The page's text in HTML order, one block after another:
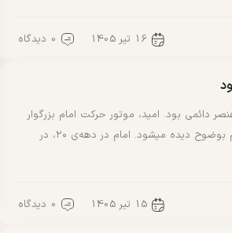
16 تیر 1405 0 دیدگاه
دائمی بود. امید، موتور حرکت امام بزرگوار
بود. این امید در رفتار امام، در گفتار امام بوضوح دیده میشود. امام در دهه‌ی ۲۰، در
15 تیر 1405 0 دیدگاه